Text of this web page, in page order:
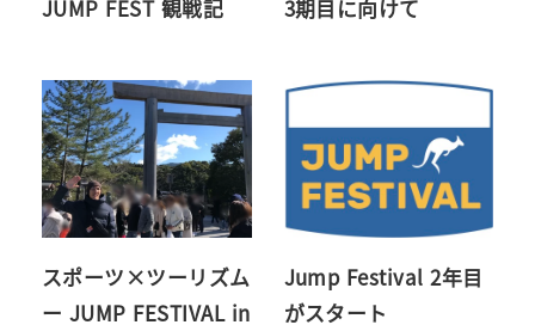
JUMP FEST 観戦記 3期目に向けて
スポーツ×ツーリズム
ー JUMP FESTIVAL in
Jump Festival 2年目
がスタート